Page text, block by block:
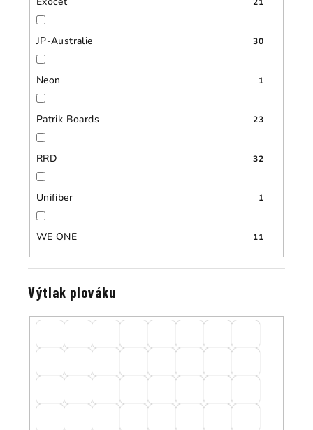
JP-Australie 30
Neon 1
Patrik Boards 23
RRD 32
Unifiber 1
WE ONE 11
Výtlak plováku